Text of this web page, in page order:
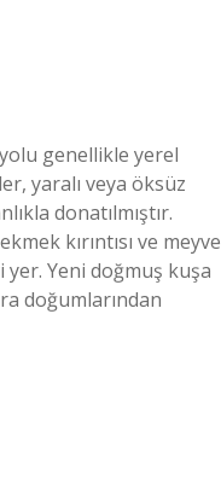
genellikle yerel
yaralı veya öksüz
donatılmıştır.
kırıntısı ve meyve
Yeni doğmuş kuşa
doğumlarından